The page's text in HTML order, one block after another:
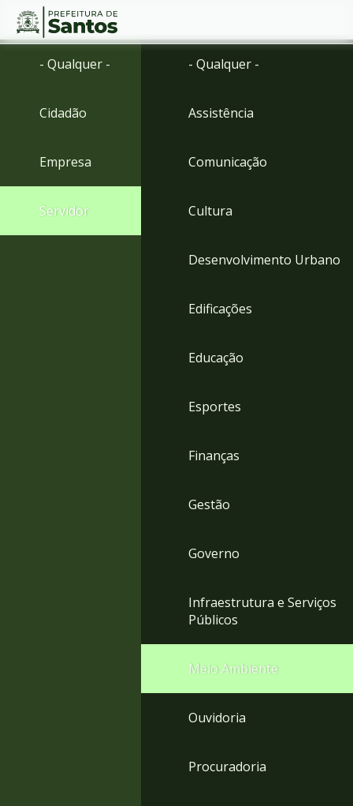
Ir
menu
para
Conteúdo
- Qualquer -
Cidadão
Empresa
Servidor
- Qualquer -
Assistência
Comunicação
Cultura
Desenvolvimento Urbano
Edificações
Educação
Esportes
Finanças
Gestão
Governo
Infraestrutura e Serviços
Públicos
Meio Ambiente
Ouvidoria
Procuradoria